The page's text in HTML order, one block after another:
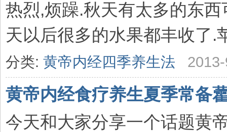
热烈,烦躁.秋天有太多的东
天以后很多的水果都丰收了.
分类: 黄帝内经四季养生法
黄帝内经食疗养生夏季常备
今天和大家分享一个话题黄